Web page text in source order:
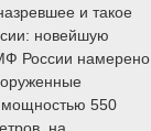
и такое
новейшую
России намерено
мощностью 550